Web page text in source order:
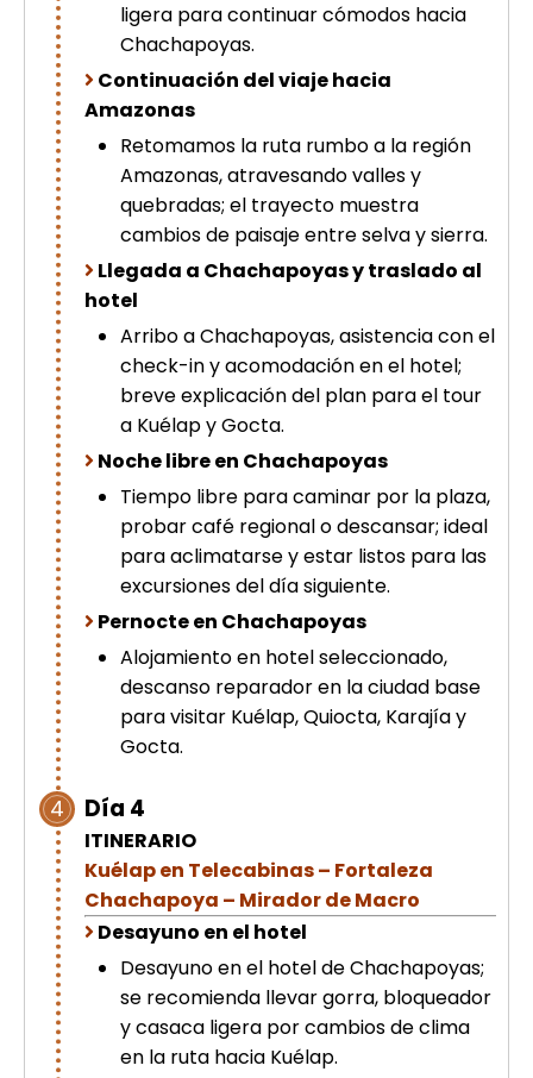
ligera para continuar cómodos hacia
Chachapoyas.
Continuación del viaje hacia
Amazonas
Retomamos la ruta rumbo a la región
Amazonas, atravesando valles y
quebradas; el trayecto muestra
cambios de paisaje entre selva y sierra.
Llegada a Chachapoyas y traslado al
hotel
Arribo a Chachapoyas, asistencia con el
check-in y acomodación en el hotel;
breve explicación del plan para el tour
a Kuélap y Gocta.
Noche libre en Chachapoyas
Tiempo libre para caminar por la plaza,
probar café regional o descansar; ideal
para aclimatarse y estar listos para las
excursiones del día siguiente.
Pernocte en Chachapoyas
Alojamiento en hotel seleccionado,
descanso reparador en la ciudad base
para visitar Kuélap, Quiocta, Karajía y
Gocta.
4 Día 4
ITINERARIO
Kuélap en Telecabinas – Fortaleza
Chachapoya – Mirador de Macro
Desayuno en el hotel
Desayuno en el hotel de Chachapoyas;
se recomienda llevar gorra, bloqueador
y casaca ligera por cambios de clima
en la ruta hacia Kuélap.